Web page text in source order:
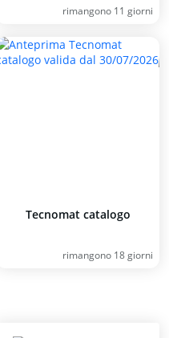
rimangono 11 giorni
Tecnomat catalogo
rimangono 18 giorni